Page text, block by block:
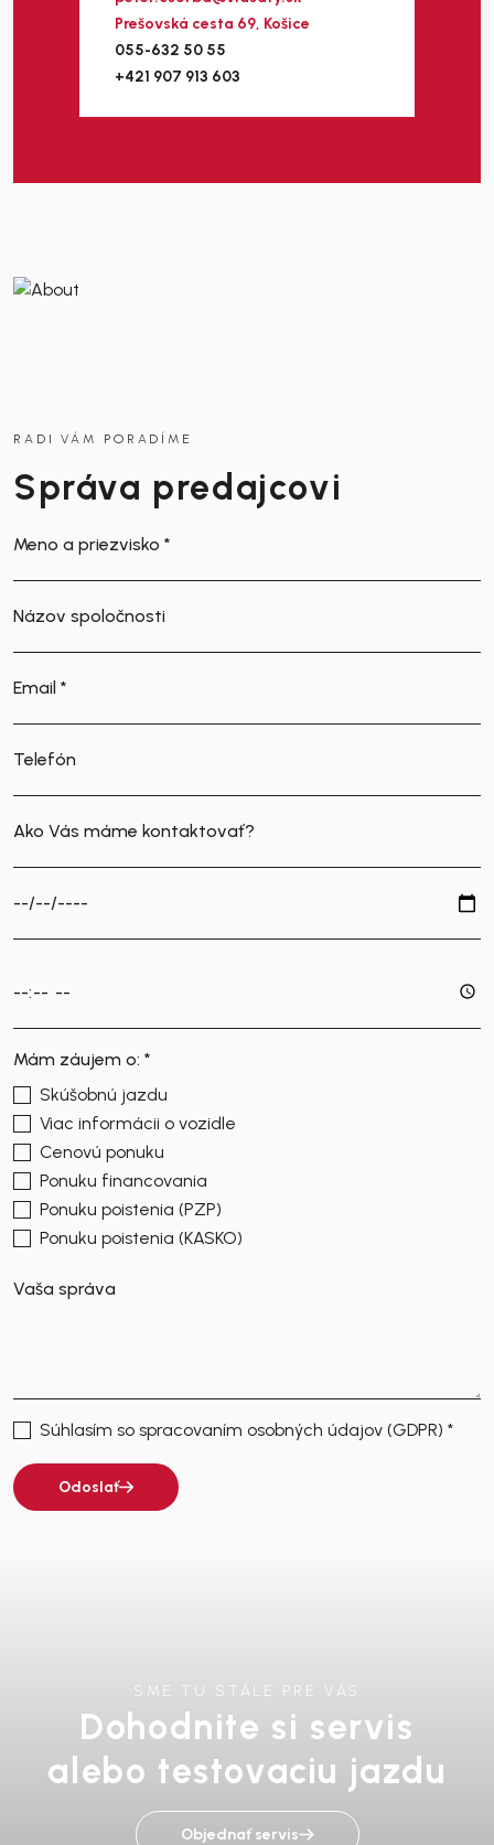
Prešovská cesta 69, Košice
055-632 50 55
+421 907 913 603
RADI VÁM PORADÍME
Správa predajcovi
Mám záujem o: *
Skúšobnú jazdu
Viac informácii o vozidle
Cenovú ponuku
Ponuku financovania
Ponuku poistenia (PZP)
Ponuku poistenia (KASKO)
Súhlasím so spracovaním osobných údajov (GDPR) *
Odoslať
SME TU STÁLE PRE VÁS
Dohodnite si servis
alebo testovaciu jazdu
Objednať servis